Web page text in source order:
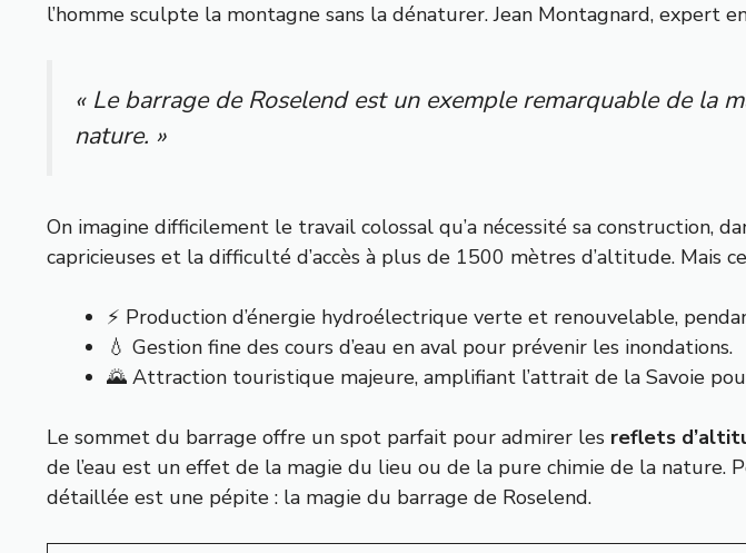
l’homme sculpte la montagne sans la dénaturer. Jean Montagnard, expert
« Le barrage de Roselend est un exemple remarquable de la
nature. »
On imagine difficilement le travail colossal qu’a nécessité sa construction,
capricieuses et la difficulté d’accès à plus de 1500 mètres d’altitude. Mais
⚡ Production d’énergie hydroélectrique verte et renouvelable,
💧 Gestion fine des cours d’eau en aval pour prévenir les inondations.
🌄 Attraction touristique majeure, amplifiant l’attrait de la Savoie
Le sommet du barrage offre un spot parfait pour admirer les reflets
de l’eau est un effet de la magie du lieu ou de la pure chimie de la nature.
détaillée est une pépite : la magie du barrage de Roselend.